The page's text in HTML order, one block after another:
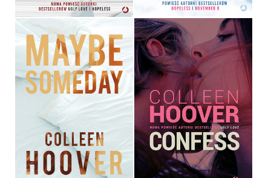
MAYBE SOMEDAY
COLLEEN HOOVER
39,90 ZŁ
CONFESS
COLLEEN HOOVER
39,90 ZŁ